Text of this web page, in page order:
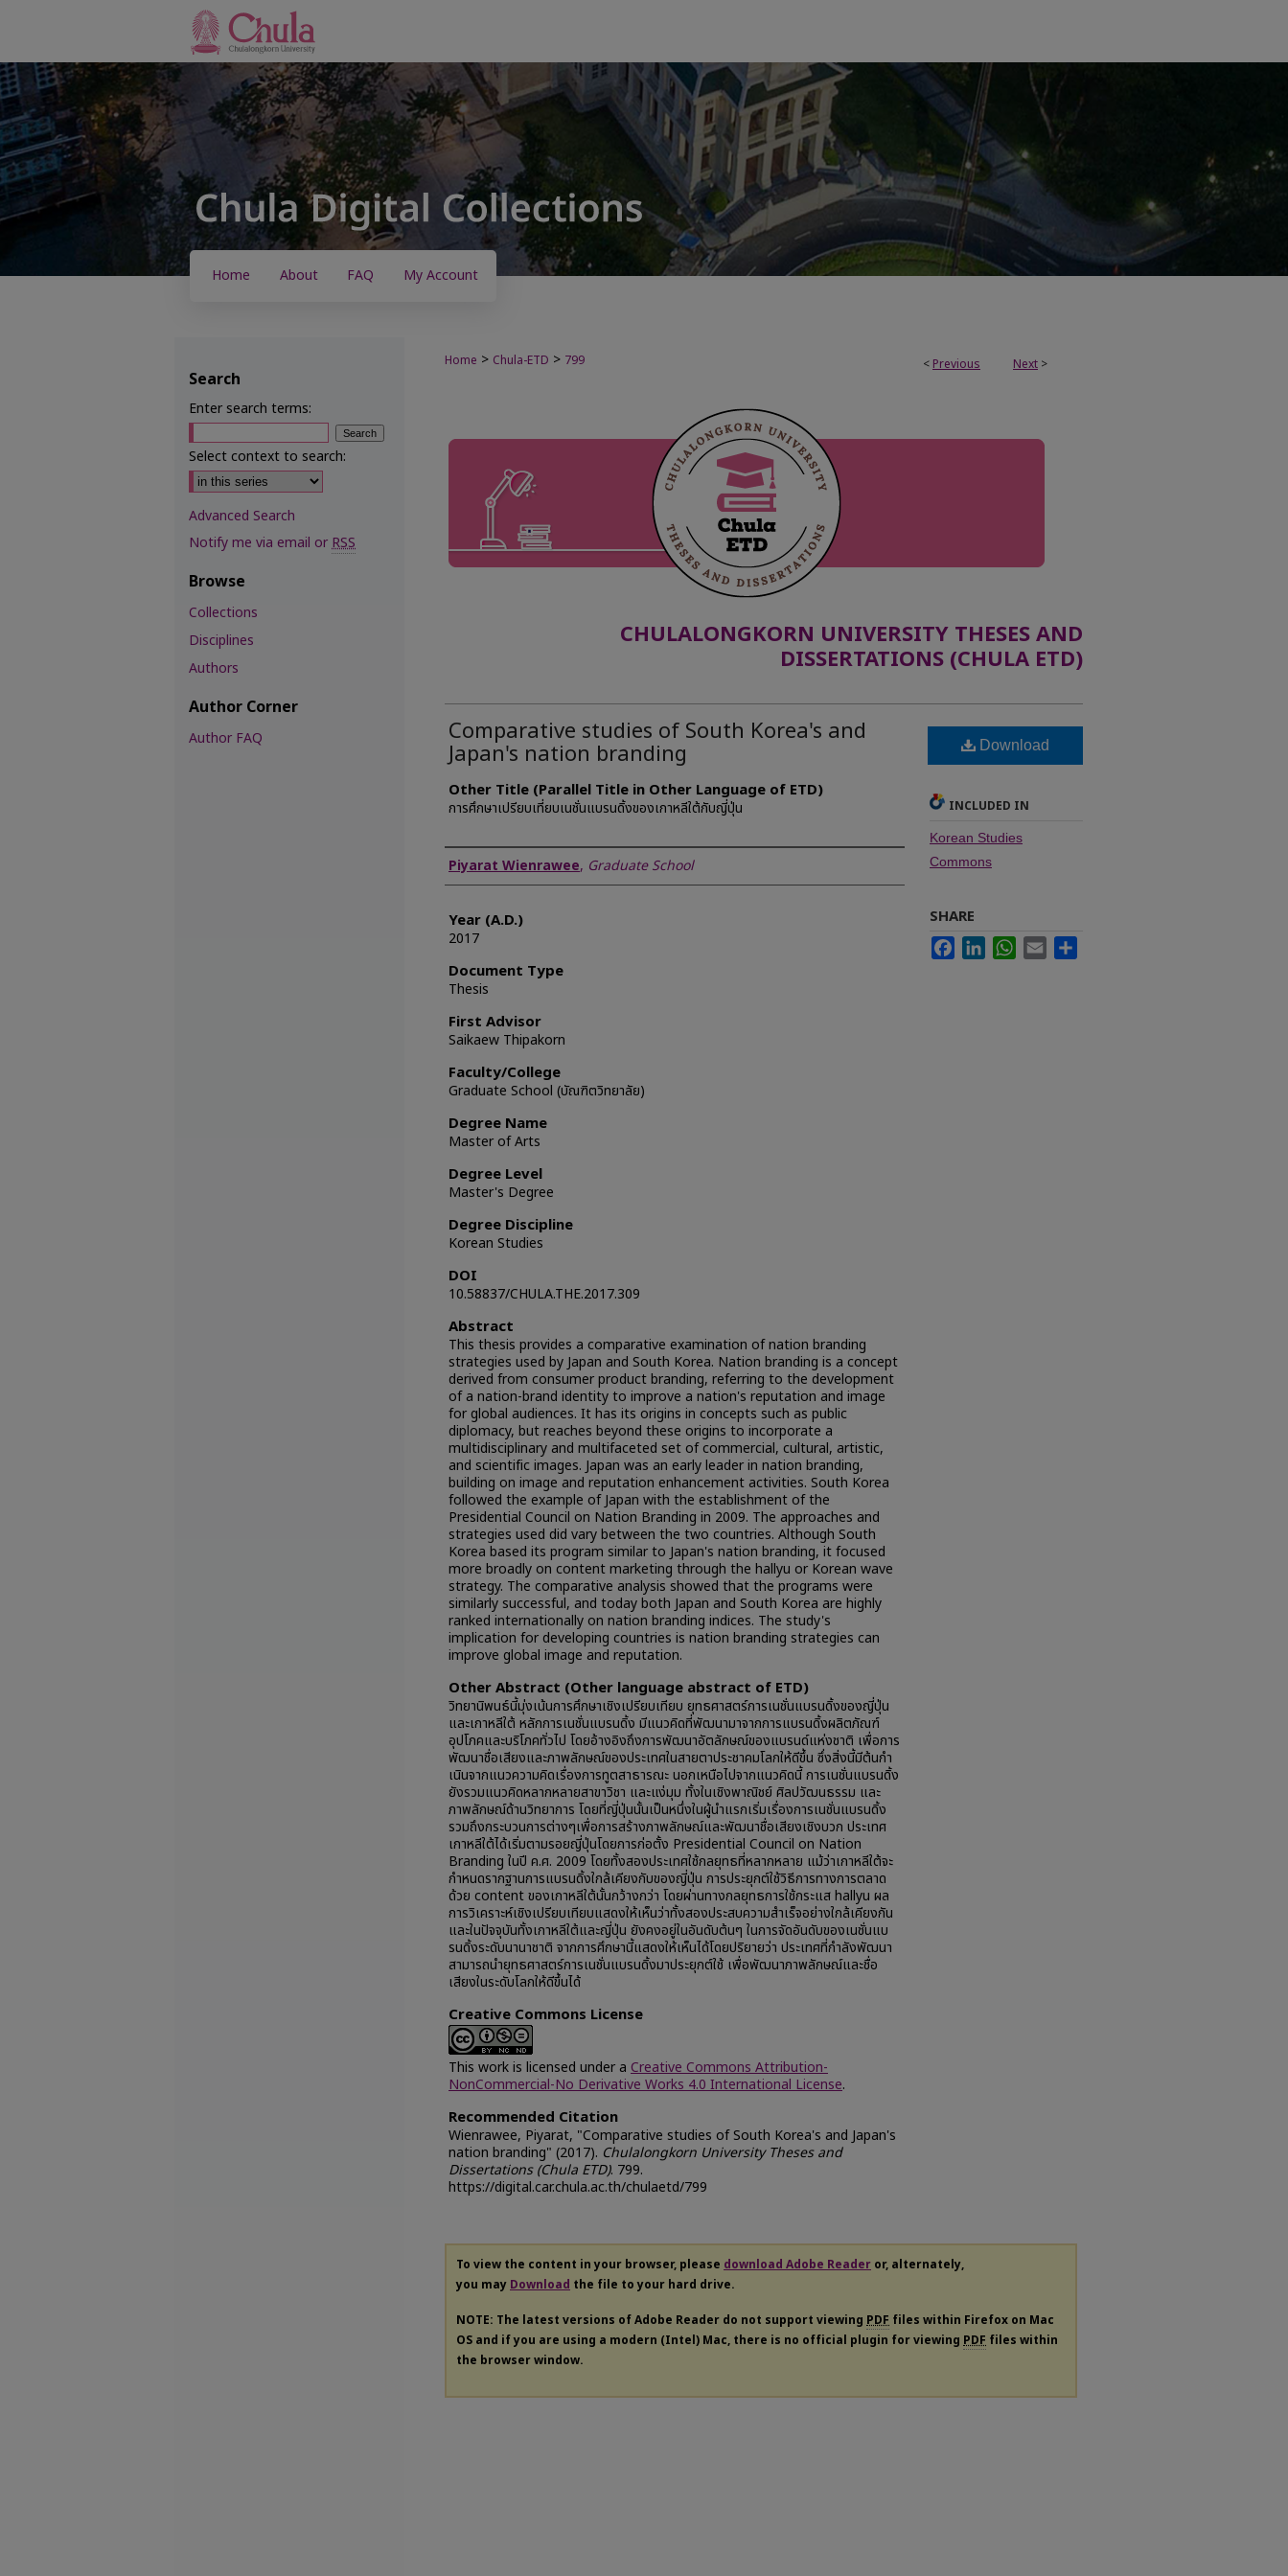
Home About FAQ My Account
< Previous Next >
Home > Chula-ETD > 799
CHULALONGKORN UNIVERSITY THESES AND
DISSERTATIONS (CHULA ETD)
Comparative studies of South Korea's and
Japan's nation branding
Other Title (Parallel Title in Other Language of ETD)
การศึกษาเปรียบเที่ยบเนชั่นแบรนดิ้งของเกาหลีใต้กับญี่ปุ่น
Author
Piyarat Wienrawee, Graduate School
Year (A.D.)
2017
Document Type
Thesis
First Advisor
Saikaew Thipakorn
Faculty/College
Graduate School (บัณฑิตวิทยาลัย)
Degree Name
Master of Arts
Degree Level
Master's Degree
Degree Discipline
Korean Studies
DOI
10.58837/CHULA.THE.2017.309
Abstract
This thesis provides a comparative examination of nation branding
strategies used by Japan and South Korea. Nation branding is a concept
derived from consumer product branding, referring to the development
of a nation-brand identity to improve a nation's reputation and image
for global audiences. It has its origins in concepts such as public
diplomacy, but reaches beyond these origins to incorporate a
multidisciplinary and multifaceted set of commercial, cultural, artistic,
and scientific images. Japan was an early leader in nation branding,
building on image and reputation enhancement activities. South Korea
followed the example of Japan with the establishment of the
Presidential Council on Nation Branding in 2009. The approaches and
strategies used did vary between the two countries. Although South
Korea based its program similar to Japan's nation branding, it focused
more broadly on content marketing through the hallyu or Korean wave
strategy. The comparative analysis showed that the programs were
similarly successful, and today both Japan and South Korea are highly
ranked internationally on nation branding indices. The study's
implication for developing countries is nation branding strategies can
improve global image and reputation.
Other Abstract (Other language abstract of ETD)
วิทยานิพนธ์นี้มุ่งเน้นการศึกษาเชิงเปรียบเทียบ ยุทธศาสตร์การเนชั่นแบรนดิ้งของญี่ปุ่น
และเกาหลีใต้ หลักการเนชั่นแบรนดิ้ง มีแนวคิดที่พัฒนามาจากการแบรนดิ้งผลิตภัณฑ์
อุปโภคและบริโภคทั่วไป โดยอ้างอิงถึงการพัฒนาอัตลักษณ์ของแบรนด์แห่งชาติ เพื่อการ
พัฒนาชื่อเสียงและภาพลักษณ์ของประเทศในสายตาประชาคมโลกให้ดีขึ้น ซึ่งสิ่งนี้มีต้นกำ
เนินจากแนวความคิดเรื่องการทูตสาธารณะ นอกเหนือไปจากแนวคิดนี้ การเนชั่นแบรนดิ้ง
ยังรวมแนวคิดหลากหลายสาขาวิชา และแง่มุม ทั้งในเชิงพาณิชย์ ศิลปวัฒนธรรม และ
ภาพลักษณ์ด้านวิทยาการ โดยที่ญี่ปุ่นนั้นเป็นหนึ่งในผู้นำแรกเริ่มเรื่องการเนชั่นแบรนดิ้ง
รวมถึงกระบวนการต่างๆเพื่อการสร้างภาพลักษณ์และพัฒนาชื่อเสียงเชิงบวก ประเทศ
เกาหลีใต้ได้เริ่มตามรอยญี่ปุ่นโดยการก่อตั้ง Presidential Council on Nation
Branding ในปี ค.ศ. 2009 โดยทั้งสองประเทศใช้กลยุทธที่หลากหลาย แม้ว่าเกาหลีใต้จะ
กำหนดรากฐานการแบรนดิ้งใกล้เคียงกับของญี่ปุ่น การประยุกต์ใช้วิธีการทางการตลาด
ด้วย content ของเกาหลีใต้นั้นกว้างกว่า โดยผ่านทางกลยุทธการใช้กระแส hallyu ผล
การวิเคราะห์เชิงเปรียบเทียบแสดงให้เห็นว่าทั้งสองประสบความสำเร็จอย่างใกล้เคียงกัน
และในปัจจุบันทั้งเกาหลีใต้และญี่ปุ่น ยังคงอยู่ในอันดับต้นๆ ในการจัดอันดับของเนชั่นแบ
รนดิ้งระดับนานาชาติ จากการศึกษานี้แสดงให้เห็นได้โดยปริยายว่า ประเทศที่กำลังพัฒนา
สามารถนำยุทธศาสตร์การเนชั่นแบรนดิ้งมาประยุกต์ใช้ เพื่อพัฒนาภาพลักษณ์และชื่อ
เสียงในระดับโลกให้ดีขึ้นได้
Creative Commons License
This work is licensed under a Creative Commons Attribution-
NonCommercial-No Derivative Works 4.0 International License.
Recommended Citation
Wienrawee, Piyarat, "Comparative studies of South Korea's and Japan's
nation branding" (2017). Chulalongkorn University Theses and
Dissertations (Chula ETD). 799.
https://digital.car.chula.ac.th/chulaetd/799
Download
INCLUDED IN
Korean Studies
Commons
SHARE
FacebookLinkedInWhatsApp
Email
To view the content in your browser, please download Adobe Reader or, alternately,
you may Download the file to your hard drive.
NOTE: The latest versions of Adobe Reader do not support viewing PDF files within Firefox on Mac
OS and if you are using a modern (Intel) Mac, there is no official plugin for viewing PDF files within
the browser window.
Search
Enter search terms:
Select context to search:
Advanced Search
Notify me via email orRSS
Browse
Collections
Disciplines
Authors
Author Corner
Author FAQ